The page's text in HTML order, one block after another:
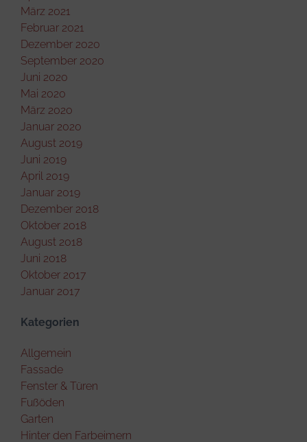
März 2021
Februar 2021
Dezember 2020
September 2020
Juni 2020
Mai 2020
März 2020
Januar 2020
August 2019
Juni 2019
April 2019
Januar 2019
Dezember 2018
Oktober 2018
August 2018
Juni 2018
Oktober 2017
Januar 2017
Kategorien
Allgemein
Fassade
Fenster & Türen
Fußöden
Garten
Hinter den Farbeimern